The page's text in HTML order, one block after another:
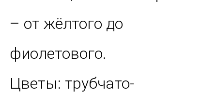
– от жёлтого до
фиолетового.
Цветы: трубчато-